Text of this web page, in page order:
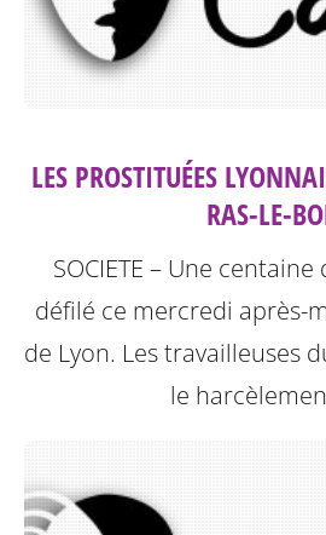
LES PROSTITUÉES
RAS-LE-
SOCIETE – Une
défilé ce mercredi après-
de Lyon. Les travailleuses
le